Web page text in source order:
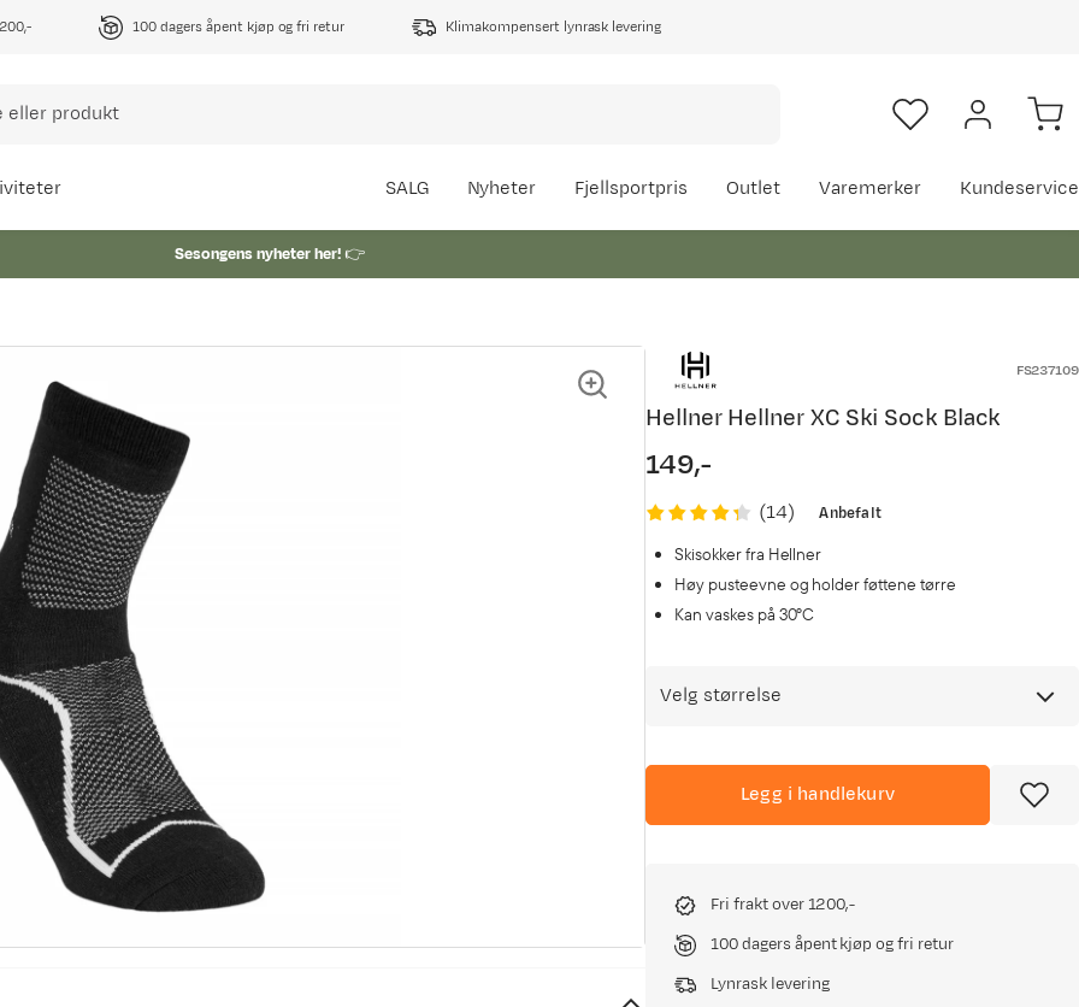
100 dagers åpent kjøp og fri retur Klimakompensert lynrask levering
SALG Nyheter Fjellsportpris Outlet Varemerker Kundeservice
Sesongens nyheter her!👉
FS237109
Hellner Hellner XC Ski Sock Black
price
149,-
(14)
Anbefalt
Skisokker fra Hellner
Høy pusteevne og holder føttene tørre
Kan vaskes på 30ºC
Velg størrelse
Legg i handlekurv
Fri frakt over 1200,-
100 dagers åpent kjøp og fri retur
Lynrask levering